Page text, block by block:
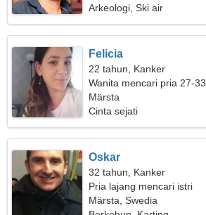
Arkeologi, Ski air
Felicia
22 tahun, Kanker
Wanita mencari pria 27-33
Märsta
Cinta sejati
Oskar
32 tahun, Kanker
Pria lajang mencari istri
Märsta, Swedia